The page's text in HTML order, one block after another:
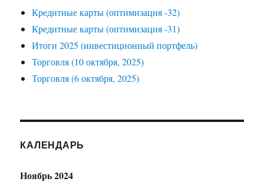
Кредитные карты (оптимизация -32)
Кредитные карты (оптимизация -31)
Итоги 2025 (инвестиционный портфель)
Торговля (10 октября, 2025)
Торговля (6 октября, 2025)
КАЛЕНДАРЬ
Ноябрь 2024